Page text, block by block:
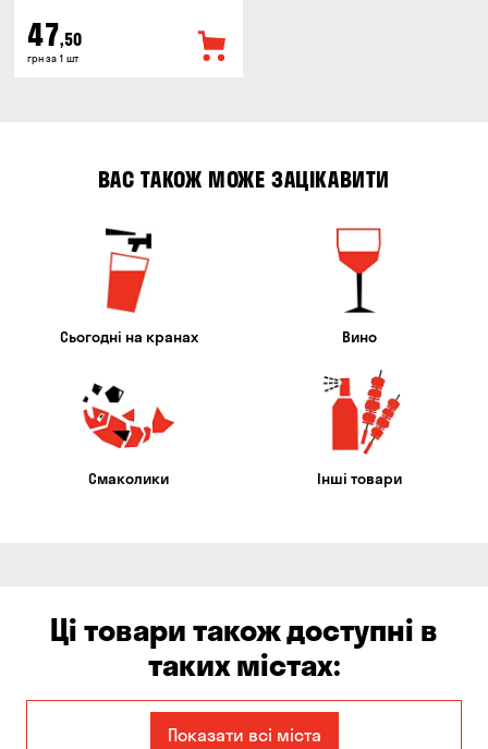
47,50
грн за 1 шт
ВАС ТАКОЖ МОЖЕ ЗАЦІКАВИТИ
Сьогодні на кранах Вино
Смаколики Інші товари
Ці товари також доступні в
таких містах:
ЄлизаветівкаПоказати всі міста